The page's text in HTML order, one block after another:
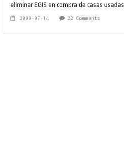
eliminar EGIS en compra de casas usadas
2009-07-14 22 Comments